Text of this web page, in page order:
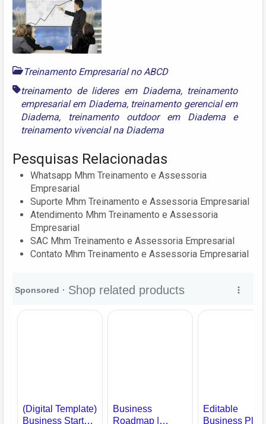
Treinamento Empresarial no ABCD
treinamento de lideres em Diadema, treinamento
empresarial em Diadema, treinamento gerencial em
Diadema, treinamento outdoor em Diademae
treinamento vivencial na Diadema
Pesquisas Relacionadas
Whatsapp Mhm Treinamento e Assessoria
Empresarial
Suporte Mhm Treinamento e Assessoria Empresarial
Atendimento Mhm Treinamento e Assessoria
Empresarial
SAC Mhm Treinamento e Assessoria Empresarial
Contato Mhm Treinamento e Assessoria Empresarial